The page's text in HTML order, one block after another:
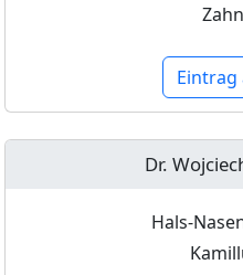
Eintrag
Dr.
Hals-